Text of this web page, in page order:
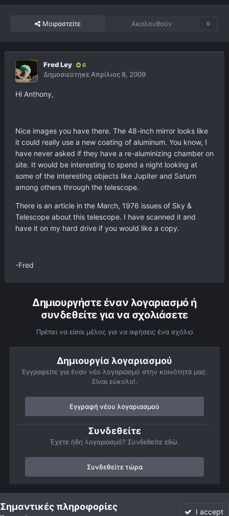
Μοιραστείτε Ακολουθούν 0
Fred Ley 6
ΔημοσιεύτηκεΑπρίλιος 8, 2009
Hi Anthony,
Nice images you have there. The 48-inch mirror looks like
it could really use a new coating of aluminum. You know, I
have never asked if they have a re-aluminizing chamber on
site. It would be interesting to spend a night looking at
some of the interesting objects like Jupiter and Saturn
among others through the telescope.
There is an article in the March, 1976 issues of Sky &
Telescope about this telescope. I have scanned it and
have it on my hard drive if you would like a copy.
-Fred
Δημιουργήστε έναν λογαριασμό ή
συνδεθείτε για να σχολιάσετε
Πρέπει να είσαι μέλος για να αφήσεις ένα σχόλιο
Δημιουργία λογαριασμού
Εγγραφείτε για έναν νέο λογαριασμό στην κοινότητά μας.
Είναι εύκολο!.
Εγγραφή νέου λογαριασμού
Συνδεθείτε
Έχετε ήδη λογαριασμό? Συνδεθείτε εδώ.
Συνδεθείτε τώρα
Αρχή Αστροφωτογραφίες Αστρονομικές δραστηριότητες
Σημαντικές πληροφορίες I accept